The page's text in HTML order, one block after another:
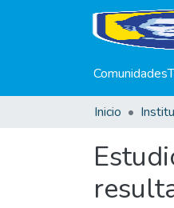
Comunidades
Inicio